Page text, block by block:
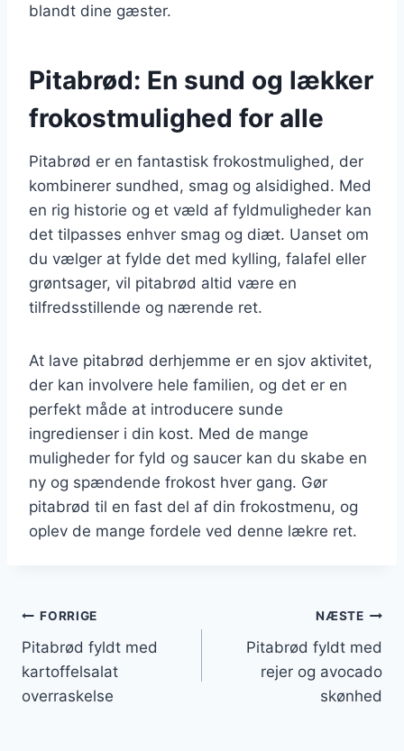
blandt dine gæster.
Pitabrød: En sund og lækker
frokostmulighed for alle
Pitabrød er en fantastisk frokostmulighed, der
kombinerer sundhed, smag og alsidighed. Med
en rig historie og et væld af fyldmuligheder kan
det tilpasses enhver smag og diæt. Uanset om
du vælger at fylde det med kylling, falafel eller
grøntsager, vil pitabrød altid være en
tilfredsstillende og nærende ret.
At lave pitabrød derhjemme er en sjov aktivitet,
der kan involvere hele familien, og det er en
perfekt måde at introducere sunde
ingredienser i din kost. Med de mange
muligheder for fyld og saucer kan du skabe en
ny og spændende frokost hver gang. Gør
pitabrød til en fast del af din frokostmenu, og
oplev de mange fordele ved denne lækre ret.
Indlægsnavigation
FORRIGE
Pitabrød fyldt med
kartoffelsalat
overraskelse
NÆSTE
Pitabrød fyldt med
rejer og avocado
skønhed